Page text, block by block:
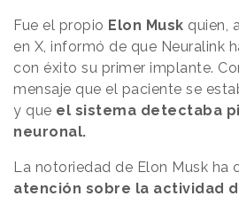
Fue el propio Elon Musk quien,
en X, informó de que Neuralink
con éxito su primer implante.
mensaje que el paciente se
y que el sistema detectaba
neuronal.
La notoriedad de Elon Musk ha
atención sobre la actividad